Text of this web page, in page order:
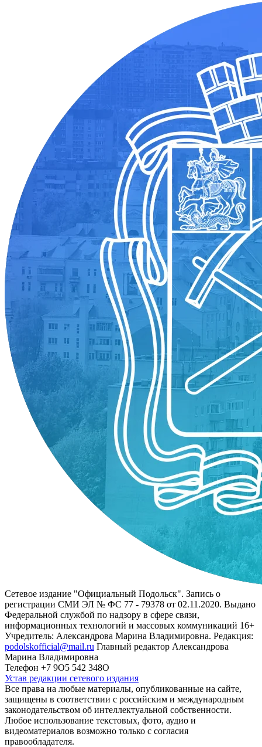
Сетевое издание "Официальный Подольск". Запись о
регистрации СМИ ЭЛ № ФС 77 - 79378 от 02.11.2020. Выдано
Федеральной службой по надзору в сфере связи,
информационных технологий и массовых коммуникаций 16+
Учредитель: Александрова Марина Владимировна. Редакция:
podolskofficial@mail.ru Главный редактор Александрова
Марина Владимировна
Телефон +7 9О5 542 348О
Устав редакции сетевого издания
Все права на любые материалы, опубликованные на сайте,
защищены в соответствии с российским и международным
законодательством об интеллектуальной собственности.
Любое использование текстовых, фото, аудио и
видеоматериалов возможно только с согласия
правообладателя.